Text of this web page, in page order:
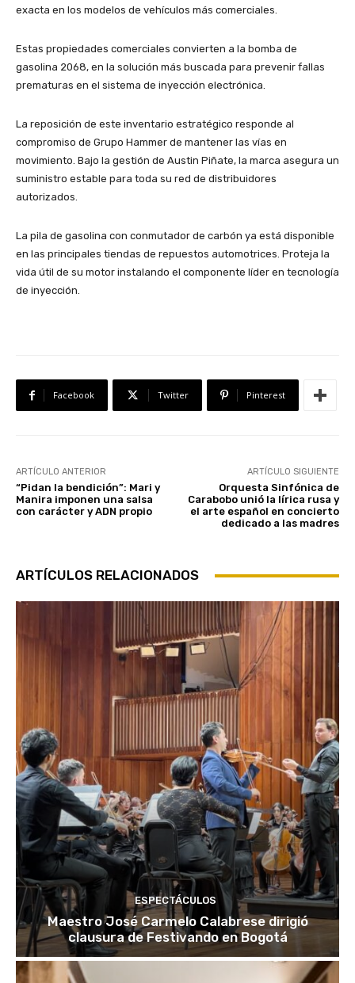
exacta en los modelos de vehículos más comerciales.
Estas propiedades comerciales convierten a la bomba de
gasolina 2068, en la solución más buscada para prevenir fallas
prematuras en el sistema de inyección electrónica.
La reposición de este inventario estratégico responde al
compromiso de Grupo Hammer de mantener las vías en
movimiento. Bajo la gestión de Austin Piñate, la marca asegura un
suministro estable para toda su red de distribuidores
autorizados.
La pila de gasolina con conmutador de carbón ya está disponible
en las principales tiendas de repuestos automotrices. Proteja la
vida útil de su motor instalando el componente líder en tecnología
de inyección.
Facebook Twitter Pinterest
ARTÍCULO ANTERIOR
“Pidan la bendición”: Mari y
Manira imponen una salsa
con carácter y ADN propio
ARTÍCULO SIGUIENTE
Orquesta Sinfónica de
Carabobo unió la lírica rusa y
el arte español en concierto
dedicado a las madres
ARTÍCULOS RELACIONADOS
ESPECTÁCULOS
Maestro José Carmelo Calabrese dirigió
clausura de Festivando en Bogotá